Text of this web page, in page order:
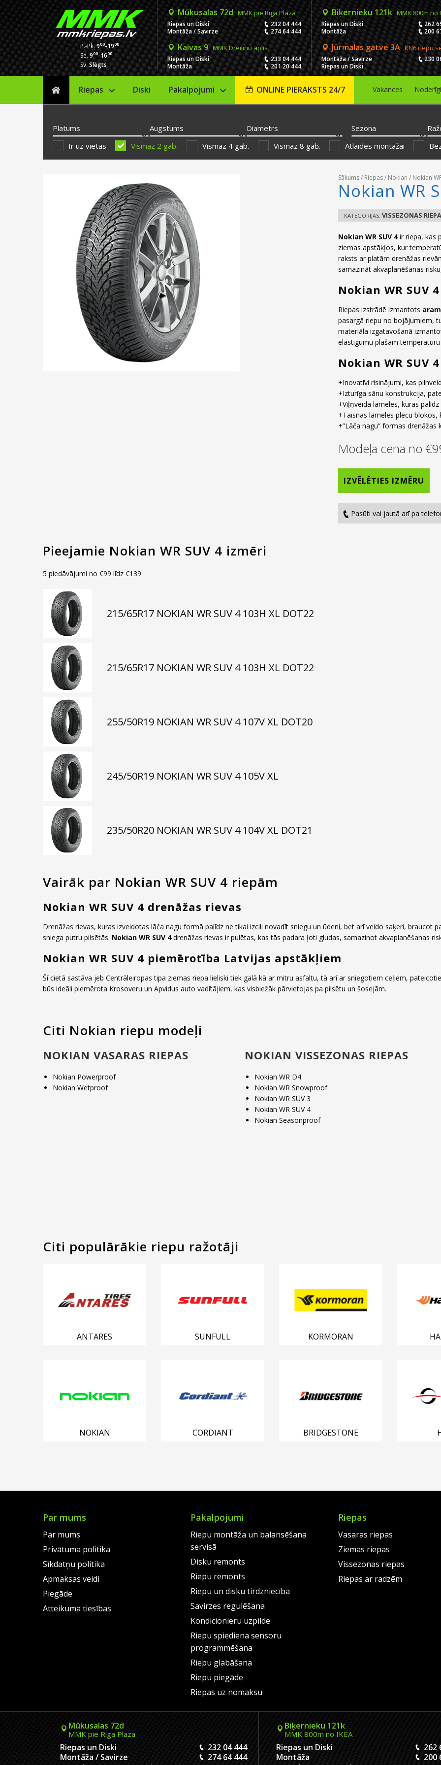
P.-Pk.900-1900
Se.900-1600
Sv.Slēgts
Mūkusalas 72d MMK pie Riga Plaza
Riepas un Diski
232 04 444
Montāža / Savirze
274 64 444
Biķernieku 121k MMK 800m no
Riepas un Diski
262
Montāža
200
Kaivas 9 MMK Dreiliņu aplis
Riepas un Diski
233 04 444
Montāža
201 20 444
Jūrmalas gatve 3A KN6 riepu
Montāža / Savirze
230
Riepas un Diski
Sākums
Riepas Diski Pakalpojumi ONLINE PIERAKSTS 24/7 Vakances Noderīgi
Platums Augstums Diametrs Sezona
Ir uz vietas Vismaz 2 gab. Vismaz 4 gab. Vismaz 8 gab. Atlaides montāžai
Sākums/ Riepas/ Nokian / Nokian
Nokian WR
KATEGORIJAS: VISSEZONAS
Nokian WR SUV 4ir riepa, kas
ziemas apstākļos, kur
raksts ar platām drenāžas
samazināt akvaplanēšanas
Nokian WR SUV
Riepas izstrādē izmantots
pasargā riepu no bojājumiem,
materiāla izgatavošanā
elastīgumu plašam
Nokian WR SUV
+Inovatīvi risinājumi, kas
+Izturīga sānu konstrukcija,
+Viļņveida lameles, kuras
+Taisnas lameles plecu blokos,
+”Lāča nagu” formas
Modeļa cena no €
IZVĒLĒTIES IZMĒRU
Pasūti vai jautā arī pa
Pieejamie Nokian WR SUV 4 izmēri
5 piedāvājumi no €99 līdz €139
215/65R17 NOKIAN WR SUV 4 103H XL DOT22
215/65R17 NOKIAN WR SUV 4 103H XL DOT22
255/50R19 NOKIAN WR SUV 4 107V XL DOT20
245/50R19 NOKIAN WR SUV 4 105V XL
235/50R20 NOKIAN WR SUV 4 104V XL DOT21
Vairāk par Nokian WR SUV 4 riepām
Nokian WR SUV 4 drenāžas rievas
Drenāžas rievas, kuras izveidotas lāča nagu formā palīdz ne tikai izcili novadīt sniegu un ūdeni, bet arī veido saķeri, braucot
sniega putru pilsētās. Nokian WR SUV 4drenāžas rievas ir pulētas, kas tās padara ļoti gludas, samazinot akvaplanēšanas
Nokian WR SUV 4 piemērotība Latvijas apstākļiem
Šī cietā sastāva jeb Centrāleiropas tipa ziemas riepa lieliski tiek galā kā ar mitru asfaltu, tā arī ar sniegotiem ceļiem,
būs ideāli piemērota Krosoveru un Apvidus auto vadītājiem, kas visbiežāk pārvietojas pa pilsētu un šosejām.
Citi Nokian riepu modeļi
NOKIAN VASARAS RIEPAS
Nokian Powerproof
Nokian Wetproof
NOKIAN VISSEZONAS RIEPAS
Nokian WR D4
Nokian WR Snowproof
Nokian WR SUV 3
Nokian WR SUV 4
Nokian Seasonproof
Citi populārākie riepu ražotāji
ANTARES SUNFULL KORMORAN
NOKIAN CORDIANT BRIDGESTONE
Par mums
Par mums
Privātuma politika
Sīkdatņu politika
Apmaksas veidi
Piegāde
Atteikuma tiesības
Pakalpojumi
Riepu montāža un balansēšana
servisā
Disku remonts
Riepu remonts
Riepu un disku tirdzniecība
Savirzes regulēšana
Kondicionieru uzpilde
Riepu spiediena sensoru
programmēšana
Riepu glabāšana
Riepu piegāde
Riepas uz nomaksu
Riepas
Vasaras riepas
Ziemas riepas
Vissezonas riepas
Riepas ar radzēm
Mūkusalas 72d
MMK pie Riga Plaza
Riepas un Diski
232 04 444
Montāža / Savirze
274 64 444
Biķernieku 121k
MMK 800m no IKEA
Riepas un Diski
262
Montāža
200